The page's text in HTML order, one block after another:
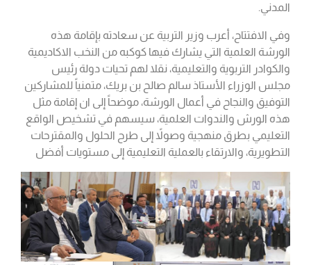
المدني.
وفي الافتتاح، أعرب وزير التربية عن سعادته بإقامة هذه
الورشة العلمية التي يشارك فيها كوكبه من النخب الاكاديمية
والكوادر التربوية والتعليمية، نقلا لهم تحيات دولة رئيس
مجلس الوزراء الأستاذ سالم صالح بن بريك، متمنياً للمشاركين
التوفيق والنجاح في أعمال الورشة، موضحاً إلى ان إقامة مثل
هذه الورش والندوات العلمية، سيسهم في تشخيص الواقع
التعليمي بطرق منهجية وصولاً إلى طرح الحلول والمقترحات
التطويرية، والارتقاء بالعملية التعليمية إلى مستويات أفضل